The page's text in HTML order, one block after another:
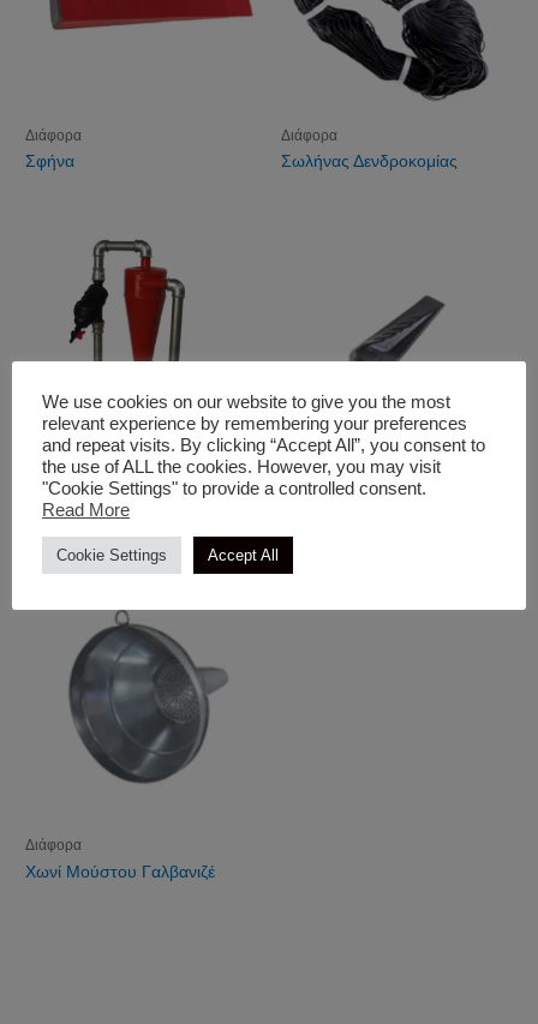
Διάφορα
Σφήνα
Διάφορα
Σωλήνας Δενδροκομίας
Διάφορα
Κεφαλή Κομπλέ Με Απλό
Διάφορα
Διάφορα
Χωνί Μούστου Γαλβανιζέ
We use cookies on our website to give you the most
relevant experience by remembering your preferences
and repeat visits. By clicking “Accept All”, you consent to
the use of ALL the cookies. However, you may visit
"Cookie Settings" to provide a controlled consent.
Read More
Cookie Settings Accept All